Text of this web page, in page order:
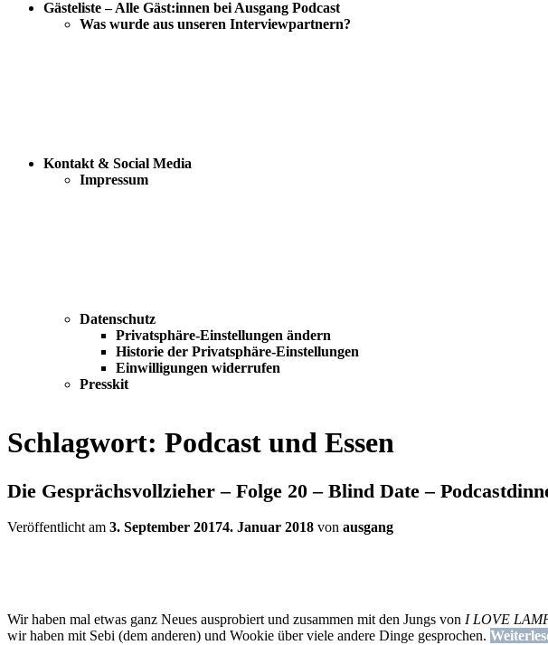
Gästeliste – Alle Gäst:innen bei Ausgang Podcast
Was wurde aus unseren Interviewpartnern?
Kontakt & Social Media
Impressum
Datenschutz
Privatsphäre-Einstellungen ändern
Historie der Privatsphäre-Einstellungen
Einwilligungen widerrufen
Presskit
Schlagwort: Podcast und Essen
Die Gesprächsvollzieher – Folge 20 – Blind Date –
Veröffentlicht am 3. September 20174. Januar 2018 von ausgang
Wir haben mal etwas ganz Neues ausprobiert und zusammen mit den Jungs von I LOVE
wir haben mit Sebi (dem anderen) und Wookie über viele andere Dinge gesprochen.